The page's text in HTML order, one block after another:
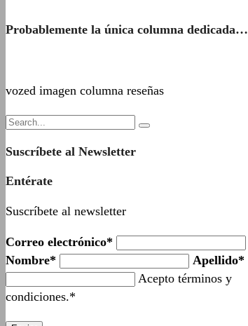
Probablemente la única columna dedicada…
vozed imagen columna reseñas
Suscríbete al Newsletter
Entérate
Suscríbete al newsletter
Correo electrónico*
Nombre*
Apellido*
Acepto términos y
condiciones.*